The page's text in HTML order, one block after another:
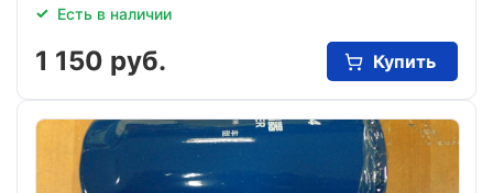
Есть в наличии
1 150 руб. Купить